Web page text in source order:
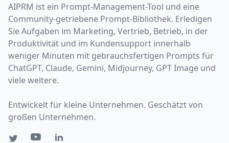
AIPRM ist ein Prompt-Management-Tool und eine
Community-getriebene Prompt-Bibliothek. Erledigen
Sie Aufgaben im Marketing, Vertrieb, Betrieb, in der
Produktivität und im Kundensupport innerhalb
weniger Minuten mit gebrauchsfertigen Prompts für
ChatGPT, Claude, Gemini, Midjourney, GPT Image und
viele weitere.
Entwickelt für kleine Unternehmen. Geschätzt von
großen Unternehmen.